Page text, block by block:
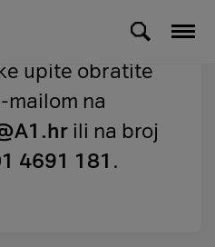
upite obratite
mailom na
ili na broj
4691 181 .